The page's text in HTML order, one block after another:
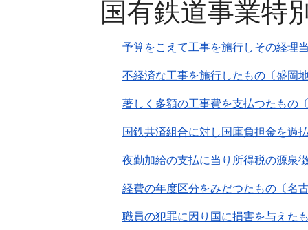
国有鉄道事業
予算をこえて工事を施行しその経理
不経済な工事を施行したもの〔盛岡
著しく多額の工事費を支払つたも
国鉄共済組合に対し国庫負担金を
夜勤加給の支払に当り所得税の源泉
経費の年度区分をみだつたもの〔名
職員の犯罪に因り国に損害を与えた